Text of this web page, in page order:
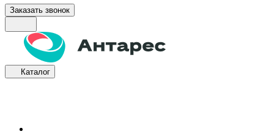
Заказать звонок
Каталог